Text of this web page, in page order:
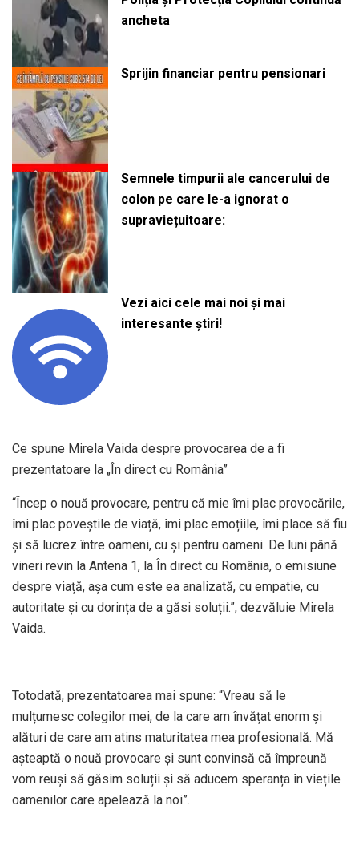
ancheta
Sprijin financiar pentru pensionari
Semnele timpurii ale cancerului de
colon pe care le-a ignorat o
supraviețuitoare:
Vezi aici cele mai noi și mai
interesante știri!
Ce spune Mirela Vaida despre provocarea de a fi
prezentatoare la „În direct cu România”
“Încep o nouă provocare, pentru că mie îmi plac provocările,
îmi plac poveştile de viață, îmi plac emoțiile, îmi place să fiu
şi să lucrez între oameni, cu şi pentru oameni. De luni până
vineri revin la Antena 1, la În direct cu România, o emisiune
despre viață, aşa cum este ea analizată, cu empatie, cu
autoritate şi cu dorința de a găsi soluții.”, dezvăluie Mirela
Vaida.
Totodată, prezentatoarea mai spune: “Vreau să le
mulțumesc colegilor mei, de la care am învățat enorm şi
alături de care am atins maturitatea mea profesională. Mă
aşteaptă o nouă provocare şi sunt convinsă că împreună
vom reuşi să găsim soluții şi să aducem speranța în viețile
oamenilor care apelează la noi”.